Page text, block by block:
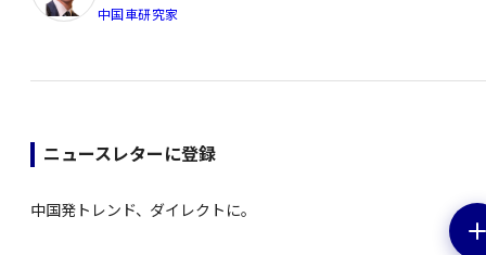
中国車研究家
ニュースレターに登録
中国発トレンド、ダイレクトに。